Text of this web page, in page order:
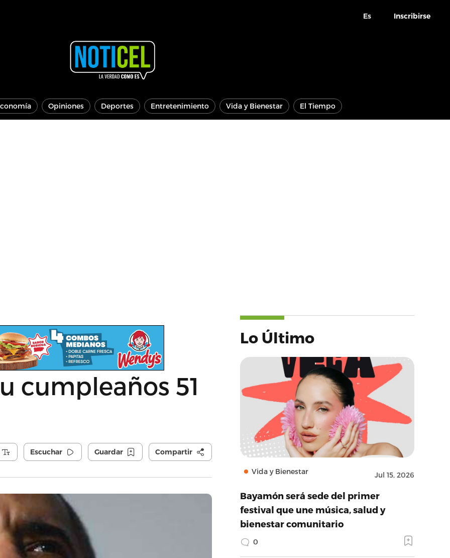
Es Inscribirse
Opiniones Deportes Entretenimiento Vida y Bienestar El Tiempo
cumpleaños 51
Escuchar Guardar Compartir
Lo Último
Vida y Bienestar Jul 15, 2026
Bayamón será sede del primer
festival que une música, salud y
bienestar comunitario
0